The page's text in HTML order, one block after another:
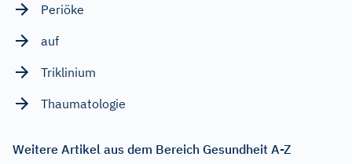
Periöke
auf
Triklinium
Thaumatologie
Weitere Artikel aus dem Bereich Gesundheit A-Z